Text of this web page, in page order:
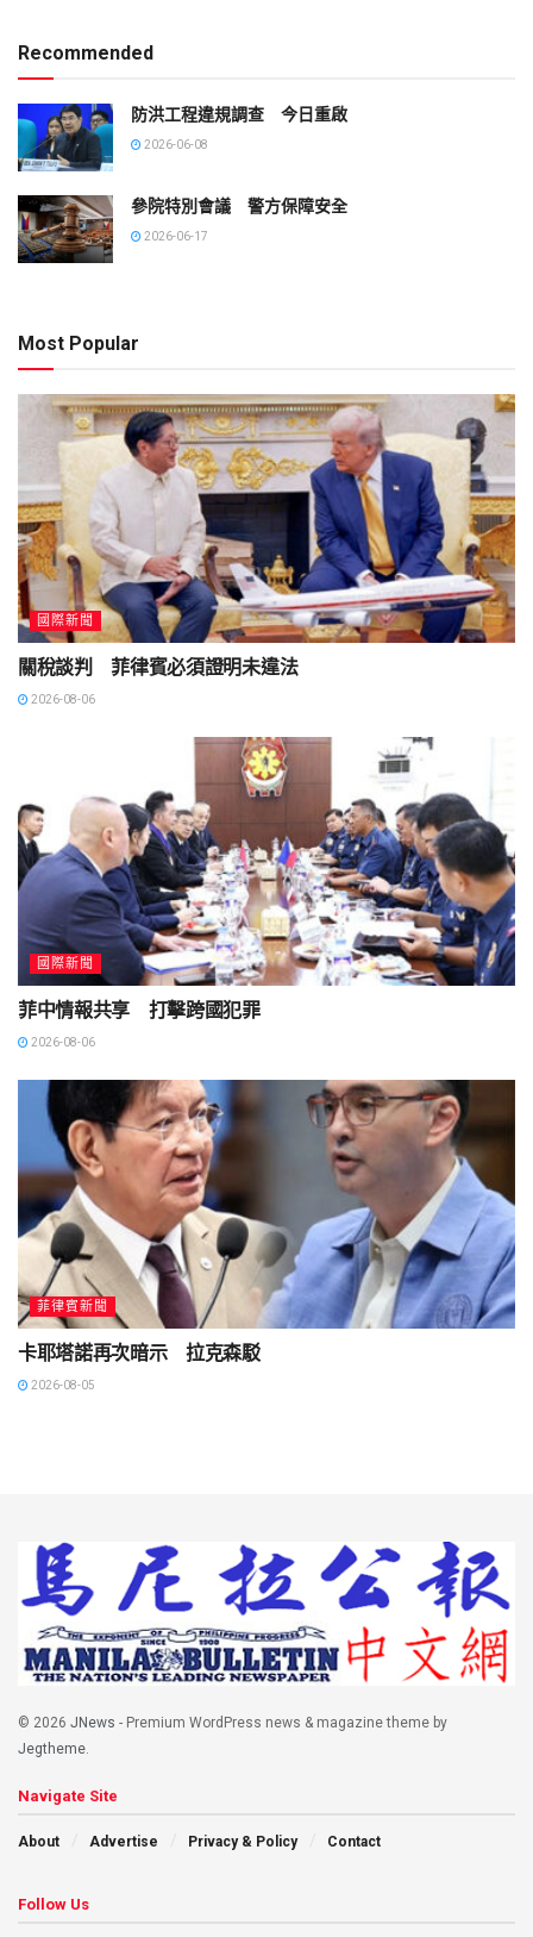
Recommended
防洪工程違規調查 今日重啟
2026-06-08
參院特別會議 警方保障安全
2026-06-17
Most Popular
國際新聞
關稅談判 菲律賓必須證明未違法
2026-08-06
國際新聞
菲中情報共享 打擊跨國犯罪
2026-08-06
菲律賓新聞
卡耶塔諾再次暗示 拉克森駁
2026-08-05
© 2026 JNews - Premium WordPress news & magazine theme by
Jegtheme.
Navigate Site
About Advertise Privacy & Policy Contact
Follow Us